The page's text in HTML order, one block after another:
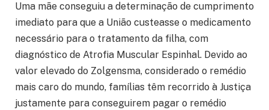
Uma mãe conseguiu a determinação de cumprimento
imediato para que a União custeasse o medicamento
necessário para o tratamento da filha, com
diagnóstico de Atrofia Muscular Espinhal. Devido ao
valor elevado do Zolgensma, considerado o remédio
mais caro do mundo, famílias têm recorrido à Justiça
justamente para conseguirem pagar o remédio